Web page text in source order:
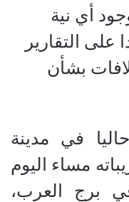
أي نية
على التقارير
بشأن
في مدينة
مساء اليوم
برج العرب،